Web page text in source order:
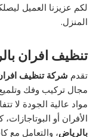
لكم عزيزنا العميل
المنزل.
تنظيف افران
تقدم شركة تنظيف
مجال تركيب وفك
مواد عالية الجودة لا
الأفران أو البوتاجازات،
بالرياض، والتعامل مع